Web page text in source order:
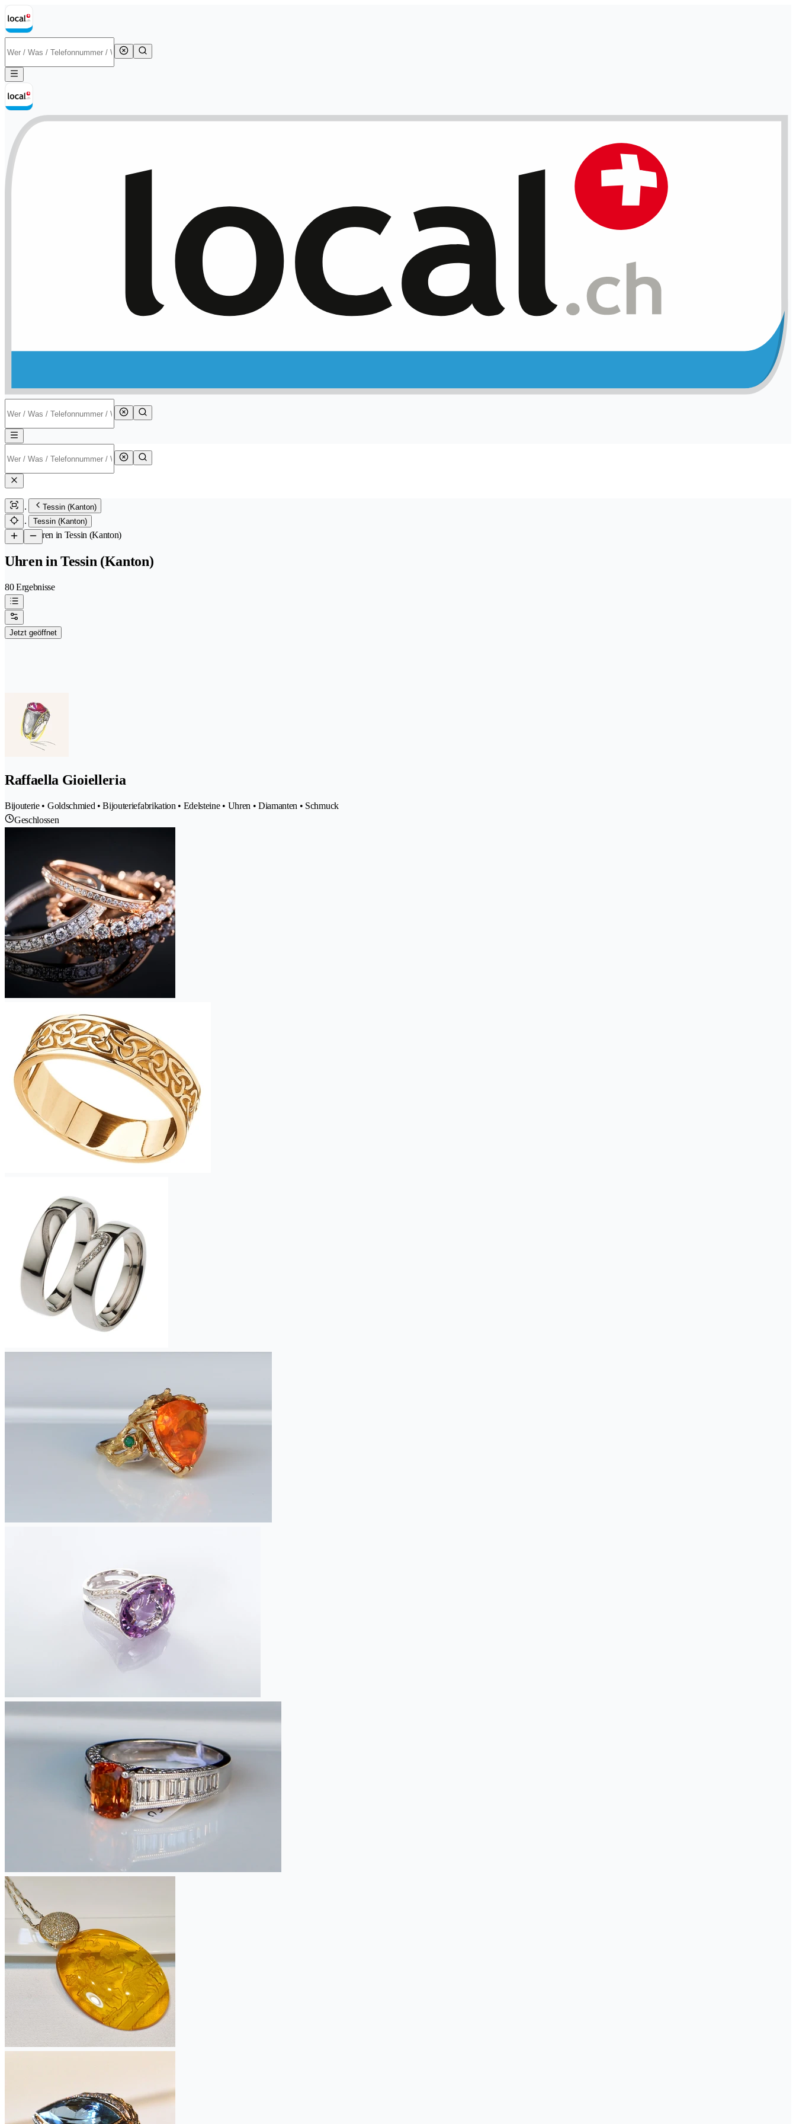
Tessin (Kanton)
Tessin (Kanton)
/Uhren in Tessin (Kanton)
Uhren in Tessin (Kanton)
80 Ergebnisse
Jetzt geöffnet
Raffaella Gioielleria
Bijouterie • Goldschmied • Bijouteriefabrikation • Edelsteine • Uhren • Diamanten • Schmuck
Geschlossen